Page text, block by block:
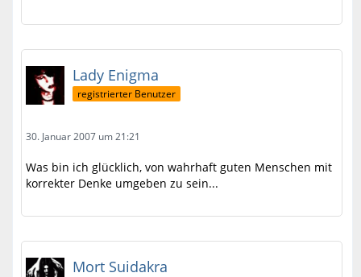
Lady Enigma
registrierter Benutzer
30. Januar 2007 um 21:21
Was bin ich glücklich, von wahrhaft guten Menschen mit
korrekter Denke umgeben zu sein...
Mort Suidakra